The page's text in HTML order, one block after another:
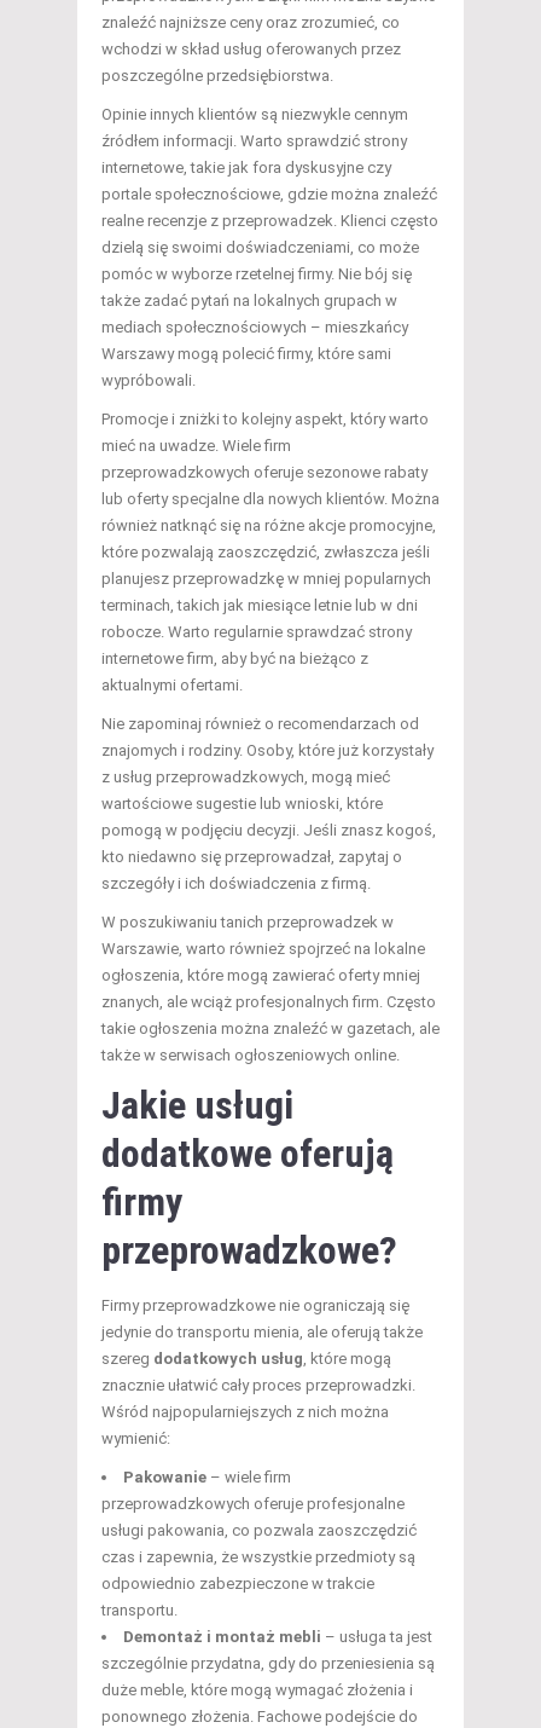
znaleźć najniższe ceny oraz zrozumieć, co
wchodzi w skład usług oferowanych przez
poszczególne przedsiębiorstwa.
Opinie innych klientów są niezwykle cennym
źródłem informacji. Warto sprawdzić strony
internetowe, takie jak fora dyskusyjne czy
portale społecznościowe, gdzie można znaleźć
realne recenzje z przeprowadzek. Klienci często
dzielą się swoimi doświadczeniami, co może
pomóc w wyborze rzetelnej firmy. Nie bój się
także zadać pytań na lokalnych grupach w
mediach społecznościowych – mieszkańcy
Warszawy mogą polecić firmy, które sami
wypróbowali.
Promocje i zniżki to kolejny aspekt, który warto
mieć na uwadze. Wiele firm
przeprowadzkowych oferuje sezonowe rabaty
lub oferty specjalne dla nowych klientów. Można
również natknąć się na różne akcje promocyjne,
które pozwalają zaoszczędzić, zwłaszcza jeśli
planujesz przeprowadzkę w mniej popularnych
terminach, takich jak miesiące letnie lub w dni
robocze. Warto regularnie sprawdzać strony
internetowe firm, aby być na bieżąco z
aktualnymi ofertami.
Nie zapominaj również o recomendarzach od
znajomych i rodziny. Osoby, które już korzystały
z usług przeprowadzkowych, mogą mieć
wartościowe sugestie lub wnioski, które
pomogą w podjęciu decyzji. Jeśli znasz kogoś,
kto niedawno się przeprowadzał, zapytaj o
szczegóły i ich doświadczenia z firmą.
W poszukiwaniu tanich przeprowadzek w
Warszawie, warto również spojrzeć na lokalne
ogłoszenia, które mogą zawierać oferty mniej
znanych, ale wciąż profesjonalnych firm. Często
takie ogłoszenia można znaleźć w gazetach, ale
także w serwisach ogłoszeniowych online.
Jakie usługi
dodatkowe oferują
firmy
przeprowadzkowe?
Firmy przeprowadzkowe nie ograniczają się
jedynie do transportu mienia, ale oferują także
szereg dodatkowych usług, które mogą
znacznie ułatwić cały proces przeprowadzki.
Wśród najpopularniejszych z nich można
wymienić:
Pakowanie – wiele firm
przeprowadzkowych oferuje profesjonalne
usługi pakowania, co pozwala zaoszczędzić
czas i zapewnia, że wszystkie przedmioty są
odpowiednio zabezpieczone w trakcie
transportu.
Demontaż i montaż mebli – usługa ta jest
szczególnie przydatna, gdy do przeniesienia są
duże meble, które mogą wymagać złożenia i
ponownego złożenia. Fachowe podejście do